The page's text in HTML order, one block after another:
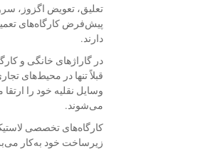
تعلیق، تعویض اگزوز،
پیش‌فرض کارگاه‌های
دارند.
در گاراژهای خانگی و
قبلاً تنها در محیط‌های
وسایل نقلیه خود را
می‌شوند.
کارگاه‌های تخصصی
زیرساخت خود به‌کار